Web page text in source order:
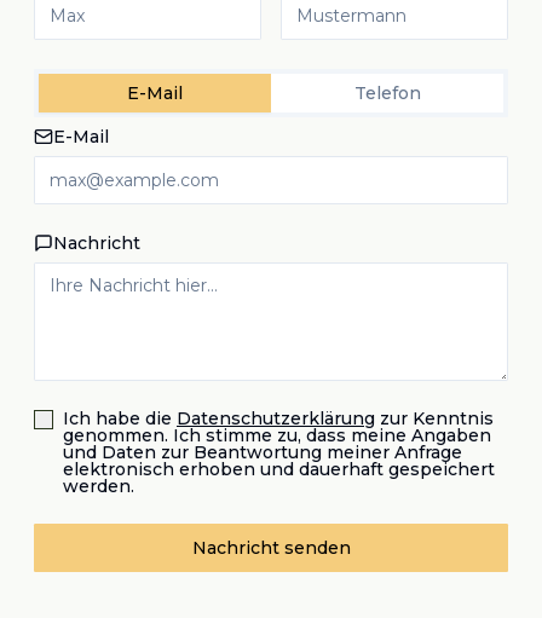
E-Mail
Telefon
E-Mail
Nachricht
Ich habe die Datenschutzerklärung zur Kenntnis
genommen. Ich stimme zu, dass meine Angaben
und Daten zur Beantwortung meiner Anfrage
elektronisch erhoben und dauerhaft gespeichert
werden.
Nachricht senden